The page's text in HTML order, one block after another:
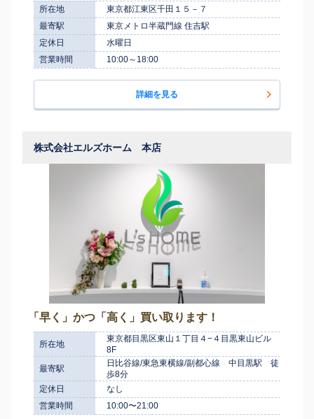
所在地
東京都江東区千田１５－７
最寄駅
東京メトロ半蔵門線 住吉駅
定休日
水曜日
営業時間
10:00～18:00
詳細を見る
株式会社エルズホーム 本店
「早く」かつ「高く」買い取ります！
所在地
東京都目黒区東山１丁目４−４目黒東山ビル
8F
最寄駅
日比谷線/東急東横線/副都心線 中目黒駅 徒
歩8分
定休日
なし
営業時間
10:00〜21:00